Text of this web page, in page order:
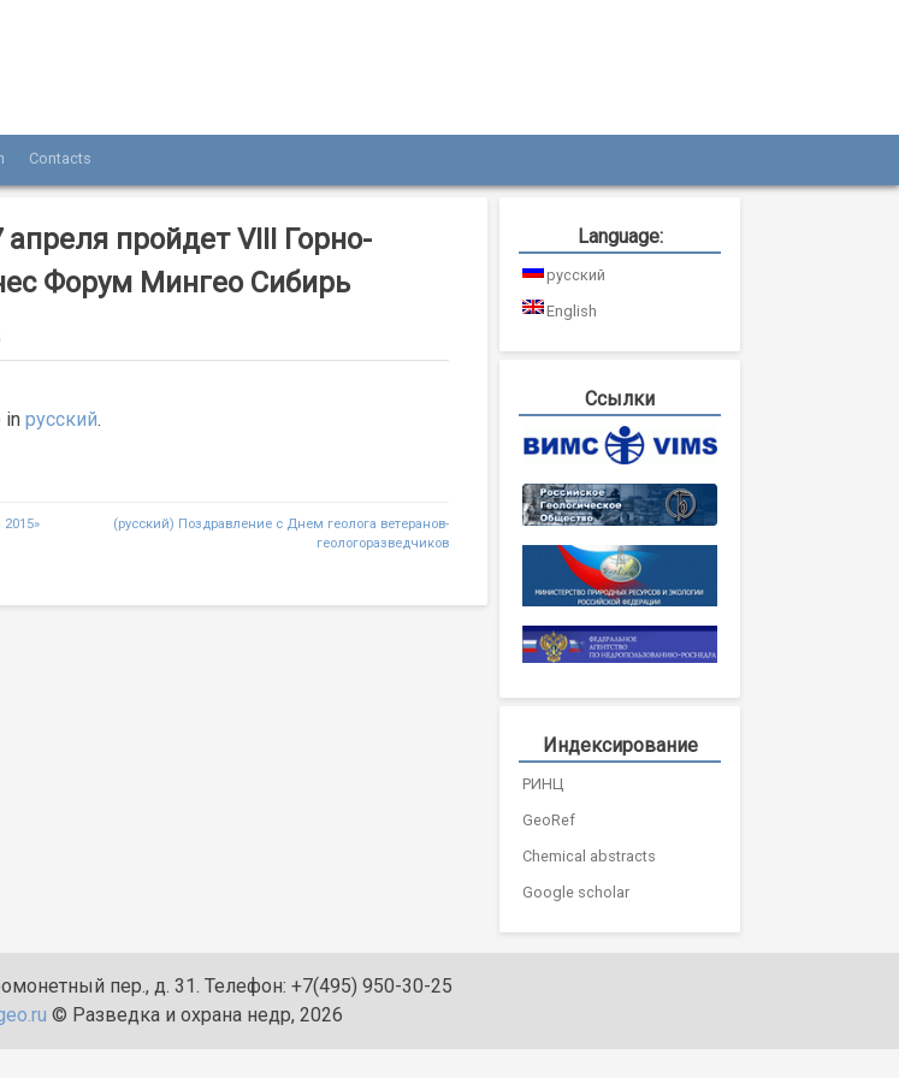
недр»
Contacts
апреля пройдет VIII Горно-
Форум Мингео Сибирь
in русский.
2015»
(русский) Поздравление с Днем геолога ветеранов-
геологоразведчиков
Language:
русский
English
Ссылки
Индексирование
РИНЦ
GeoRef
Chemical abstracts
Google scholar
пер., д. 31. Телефон: +7(495) 950-30-25
© Разведка и охрана недр, 2026